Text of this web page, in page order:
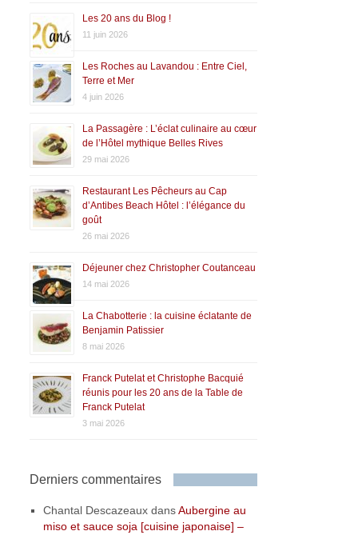
Les 20 ans du Blog !
11 juin 2026
Les Roches au Lavandou : Entre Ciel,
Terre et Mer
4 juin 2026
La Passagère : L’éclat culinaire au cœur
de l’Hôtel mythique Belles Rives
29 mai 2026
Restaurant Les Pêcheurs au Cap
d’Antibes Beach Hôtel : l’élégance du
goût
26 mai 2026
Déjeuner chez Christopher Coutanceau
14 mai 2026
La Chabotterie : la cuisine éclatante de
Benjamin Patissier
8 mai 2026
Franck Putelat et Christophe Bacquié
réunis pour les 20 ans de la Table de
Franck Putelat
3 mai 2026
Derniers commentaires
Chantal Descazeaux dansAubergine au
miso et sauce soja [cuisine japonaise] –